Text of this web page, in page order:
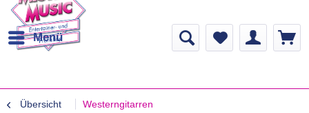
Menü
Übersicht Westerngitarren